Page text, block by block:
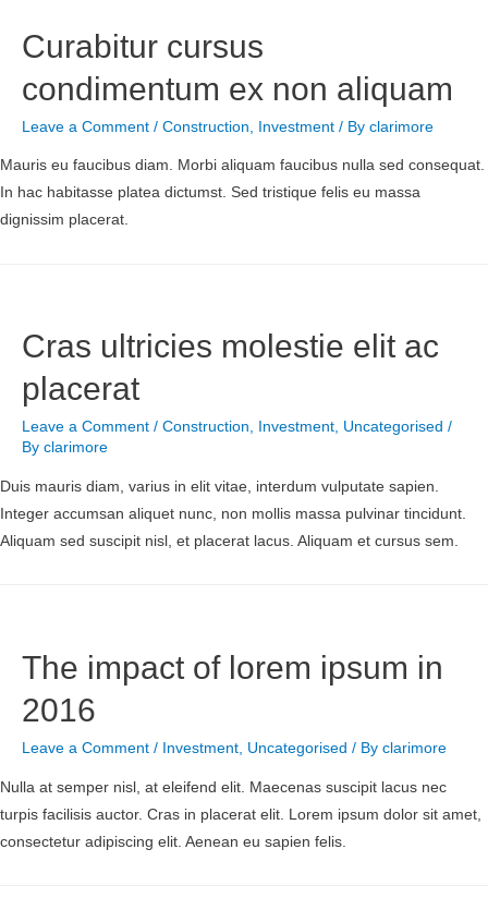
Curabitur cursus
condimentum ex non aliquam
Leave a Comment / Construction Investment / By clarimore
Mauris eu faucibus diam. Morbi aliquam faucibus nulla sed consequat.
In hac habitasse platea dictumst. Sed tristique felis eu massa
dignissim placerat.
Cras ultricies molestie elit ac
placerat
Leave a Comment / Construction, Investment, Uncategorised /
By clarimore
Duis mauris diam, varius in elit vitae, interdum vulputate sapien.
Integer accumsan aliquet nunc, non mollis massa pulvinar tincidunt.
Aliquam sed suscipit nisl, et placerat lacus. Aliquam et cursus sem.
The impact of lorem ipsum in
2016
Leave a Comment / Investment, Uncategorised / By clarimore
Nulla at semper nisl, at eleifend elit. Maecenas suscipit lacus nec
turpis facilisis auctor. Cras in placerat elit. Lorem ipsum dolor sit amet,
consectetur adipiscing elit. Aenean eu sapien felis.